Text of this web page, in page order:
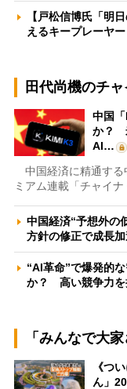
【戸松信博氏「明
えるキープレーヤ
田代尚機のチ
中国
か？
AI…
中国経済に精通する
ミアム連載「チャイ
中国経済“予想外の
方針の修正で成長
“AI革命”で爆発的
か？ 高い競争力
「みんなで大
《つ
ん」